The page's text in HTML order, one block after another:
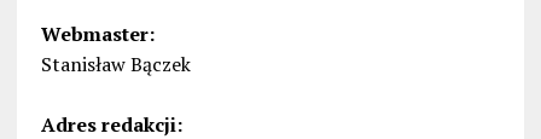
Webmaster:
Stanisław Bączek
Adres redakcji: